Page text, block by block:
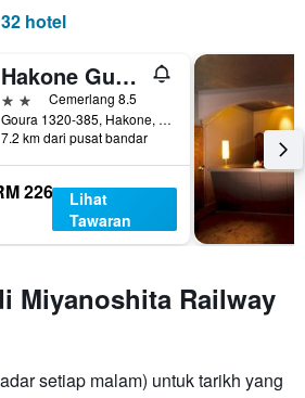
hotel
Hakone Guesthouse Gaku - Hostel
2 bintangCemerlang 8.5
Goura 1320-385, Hakone, Jepun
7.2 km dari pusat bandar
226
Lihat
Tawaran
Miyanoshita Railway
setiap malam) untuk tarikh yang